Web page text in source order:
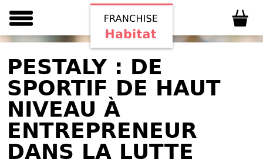
PESTALY : DE
SPORTIF DE HAUT
NIVEAU À
ENTREPRENEUR
DANS LA LUTTE